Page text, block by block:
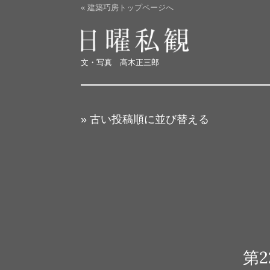
日曜私観
文・写真 髙木正三郎
« 建築巧房トップページへ
» 古い投稿順に並び替える
第